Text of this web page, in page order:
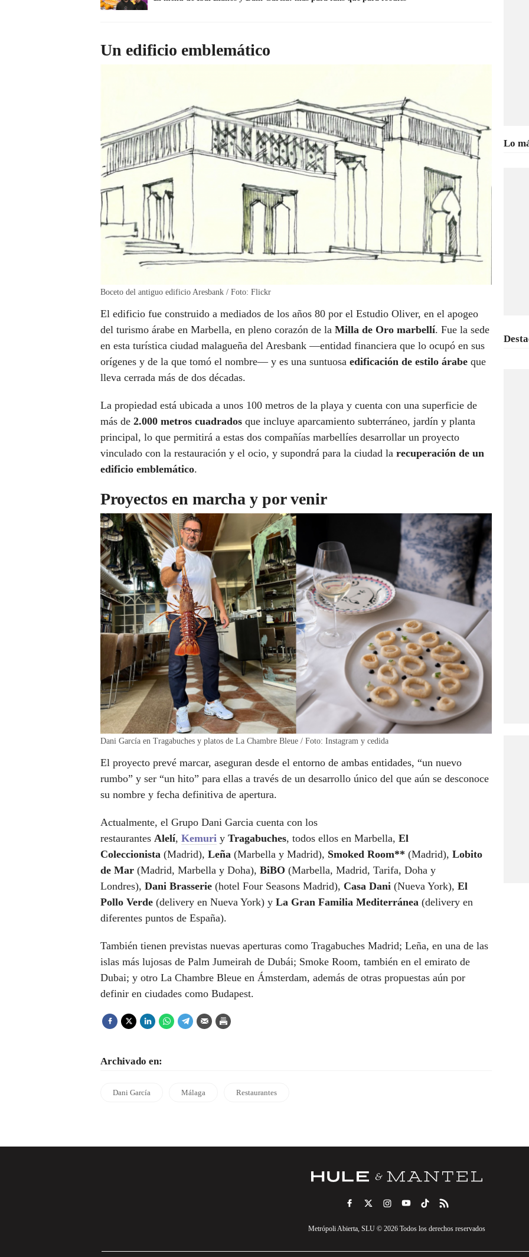
Un edificio emblemático
Boceto del antiguo edificio Aresbank / Foto: Flickr
El edificio fue construido a mediados de los años 80 por el Estudio Oliver, en el apogeo
del turismo árabe en Marbella, en pleno corazón de la Milla de Oro marbellí. Fue la sede
en esta turística ciudad malagueña del Aresbank —entidad financiera que lo ocupó en sus
orígenes y de la que tomó el nombre— y es una suntuosa edificación de estilo árabe que
lleva cerrada más de dos décadas.
La propiedad está ubicada a unos 100 metros de la playa y cuenta con una superficie de
más de 2.000 metros cuadrados que incluye aparcamiento subterráneo, jardín y planta
principal, lo que permitirá a estas dos compañías marbellíes desarrollar un proyecto
vinculado con la restauración y el ocio, y supondrá para la ciudad la recuperación de un
edificio emblemático.
Proyectos en marcha y por venir
Dani García en Tragabuches y platos de La Chambre Bleue / Foto: Instagram y cedida
El proyecto prevé marcar, aseguran desde el entorno de ambas entidades, “un nuevo
rumbo” y ser “un hito” para ellas a través de un desarrollo único del que aún se desconoce
su nombre y fecha definitiva de apertura.
Actualmente, el Grupo Dani Garcia cuenta con los
restaurantes Alelí, Kemuri y Tragabuches, todos ellos en Marbella, El
Coleccionista (Madrid), Leña (Marbella y Madrid), Smoked Room** (Madrid), Lobito
de Mar (Madrid, Marbella y Doha), BiBO (Marbella, Madrid, Tarifa, Doha y
Londres), Dani Brasserie (hotel Four Seasons Madrid), Casa Dani (Nueva York), El
Pollo Verde (delivery en Nueva York) y La Gran Familia Mediterránea (delivery en
diferentes puntos de España).
También tienen previstas nuevas aperturas como Tragabuches Madrid; Leña, en una de las
islas más lujosas de Palm Jumeirah de Dubái; Smoke Room, también en el emirato de
Dubai; y otro La Chambre Bleue en Ámsterdam, además de otras propuestas aún por
definir en ciudades como Budapest.
Archivado en:
Dani García Málaga Restaurantes
Lo
Metrópoli Abierta, SLU © 2026 Todos los derechos reservados